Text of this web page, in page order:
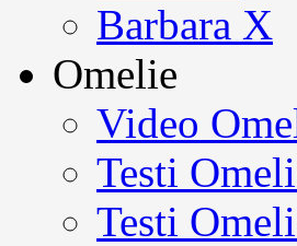
Barbara X
Omelie
Video
Testi
Testi